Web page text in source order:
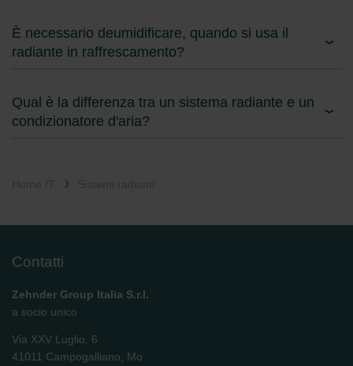
È necessario deumidificare, quando si usa il
radiante in raffrescamento?
Qual è la differenza tra un sistema radiante e un
condizionatore d'aria?
Contatti
Zehnder Group Italia S.r.l.
a socio unico
Via XXV Luglio, 6
41011 Campogalliano, Mo